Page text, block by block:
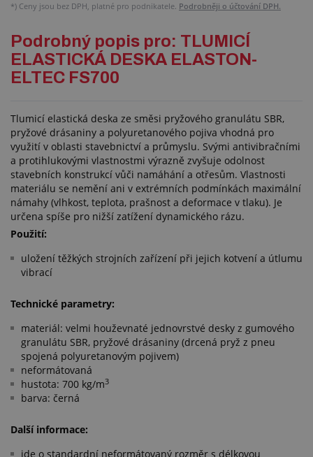
*) Ceny jsou bez DPH, platné pro podnikatele. Podrobněji o účtování DPH.
Podrobný popis pro: TLUMICÍ
ELASTICKÁ DESKA ELASTON-
ELTEC FS700
Tlumicí elastická deska ze směsi pryžového granulátu SBR,
pryžové drásaniny a polyuretanového pojiva vhodná pro
využití v oblasti stavebnictví a průmyslu. Svými antivibračními
a protihlukovými vlastnostmi výrazně zvyšuje odolnost
stavebních konstrukcí vůči namáhání a otřesům. Vlastnosti
materiálu se nemění ani v extrémních podmínkách maximální
námahy (vlhkost, teplota, prašnost a deformace v tlaku). Je
určena spíše pro nižší zatížení dynamického rázu.
Použití:
uložení těžkých strojních zařízení při jejich kotvení a útlumu
vibrací​
Technické parametry:
materiál: velmi houževnaté jednovrstvé desky z gumového
granulátu SBR, pryžové drásaniny (drcená pryž z pneu
spojená polyuretanovým pojivem)
neformátovaná
hustota: 700 kg/m3
barva: černá
Další informace:
jde o standardní neformátovaný rozměr s délkovou